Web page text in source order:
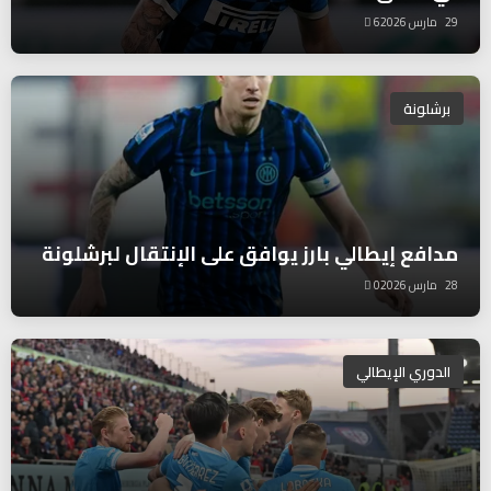
29 مارس 2026 6
برشلونة
مدافع إيطالي بارز يوافق على الإنتقال لبرشلونة
28 مارس 2026 0
الدوري الإيطالي